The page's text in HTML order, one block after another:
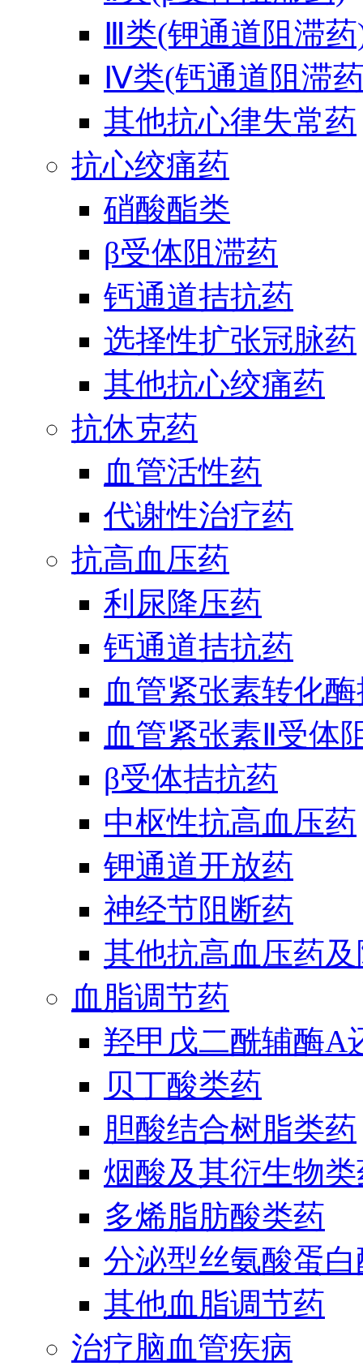
Ⅲ类(钾通道阻滞
Ⅳ类(钙通道阻滞
其他抗心律失常药
抗心绞痛药
硝酸酯类
β受体阻滞药
钙通道拮抗药
选择性扩张冠脉药
其他抗心绞痛药
抗休克药
血管活性药
代谢性治疗药
抗高血压药
利尿降压药
钙通道拮抗药
血管紧张素转化
血管紧张素Ⅱ受体
β受体拮抗药
中枢性抗高血压药
钾通道开放药
神经节阻断药
其他抗高血压药
血脂调节药
羟甲戊二酰辅酶A
贝丁酸类药
胆酸结合树脂类药
烟酸及其衍生物
多烯脂肪酸类药
分泌型丝氨酸蛋
其他血脂调节药
治疗脑血管疾病